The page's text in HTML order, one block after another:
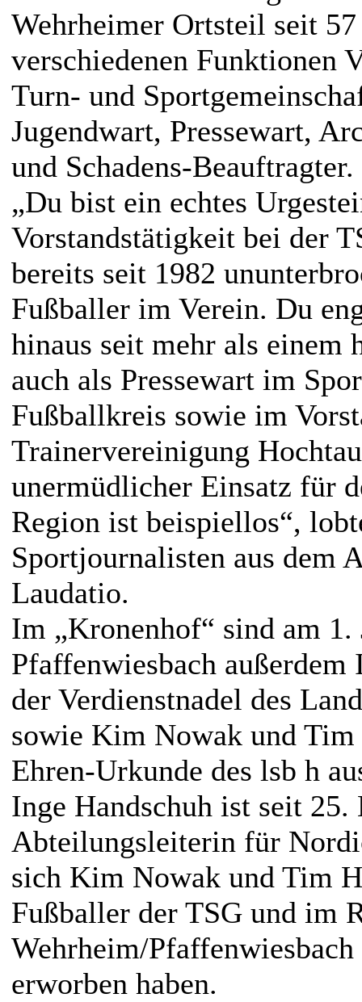
Wehrheimer Ortsteil seit
verschiedenen Funktionen
Turn- und
Jugendwart, Pressewart,
und Schadens-Beauftragter.
„Du bist ein echtes
Vorstandstätigkeit bei der
bereits seit 1982
Fußballer im Verein. Du
hinaus seit mehr als einem
auch als Pressewart im
Fußballkreis sowie im
Trainervereinigung
unermüdlicher Einsatz für
Region ist beispiellos“,
Sportjournalisten aus dem
Laudatio.
Im „Kronenhof“ sind am
Pfaffenwiesbach
der Verdienstnadel des
sowie Kim Nowak und Tim
Ehren-Urkunde des lsb h
Inge Handschuh ist seit 25.
Abteilungsleiterin für
sich Kim Nowak und Tim
Fußballer der TSG und im
Wehrheim/
erworben haben.